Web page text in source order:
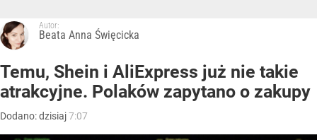
Autor:
Beata Anna Święcicka
Temu, Shein i AliExpress już nie takie
atrakcyjne. Polaków zapytano o zakupy
Dodano:dzisiaj7:07